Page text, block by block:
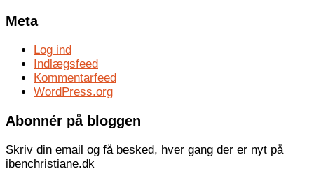
Meta
Log ind
Indlægsfeed
Kommentarfeed
WordPress.org
Abonnér på bloggen
Skriv din email og få besked, hver gang der er nyt på
ibenchristiane.dk